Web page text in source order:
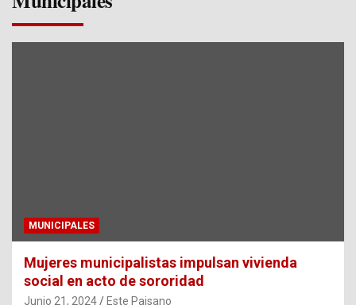
MUNICIPALES
Mujeres municipalistas impulsan vivienda
social en acto de sororidad
Junio 21, 2024 Este Paisano